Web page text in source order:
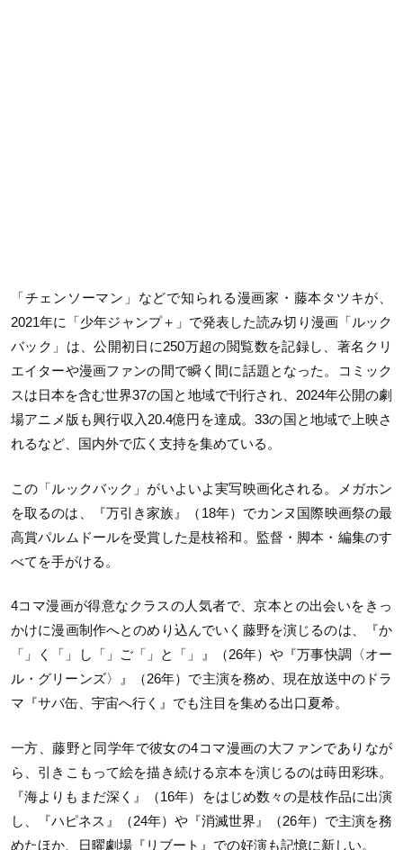
「チェンソーマン」などで知られる漫画家・藤本タツキが、
2021年に「少年ジャンプ＋」で発表した読み切り漫画「ルック
バック」は、公開初日に250万超の閲覧数を記録し、著名クリ
エイターや漫画ファンの間で瞬く間に話題となった。コミック
スは日本を含む世界37の国と地域で刊行され、2024年公開の劇
場アニメ版も興行収入20.4億円を達成。33の国と地域で上映さ
れるなど、国内外で広く支持を集めている。
この「ルックバック」がいよいよ実写映画化される。メガホン
を取るのは、『万引き家族』（18年）でカンヌ国際映画祭の最
高賞パルムドールを受賞した是枝裕和。監督・脚本・編集のす
べてを手がける。
4コマ漫画が得意なクラスの人気者で、京本との出会いをきっ
かけに漫画制作へとのめり込んでいく藤野を演じるのは、『か
「」く「」し「」ご「」と「」』（26年）や『万事快調〈オー
ル・グリーンズ〉』（26年）で主演を務め、現在放送中のドラ
マ『サバ缶、宇宙へ行く』でも注目を集める出口夏希。
一方、藤野と同学年で彼女の4コマ漫画の大ファンでありなが
ら、引きこもって絵を描き続ける京本を演じるのは蒔田彩珠。
『海よりもまだ深く』（16年）をはじめ数々の是枝作品に出演
し、『ハピネス』（24年）や『消滅世界』（26年）で主演を務
めたほか、日曜劇場『リブート』での好演も記憶に新しい。